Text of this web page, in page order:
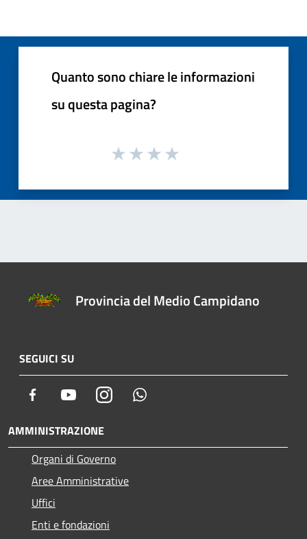
Quanto sono chiare le informazioni
su questa pagina?
Provincia del Medio Campidano
SEGUICI SU
Facebook YoutubeInstagram
AMMINISTRAZIONE
Organi di Governo
Aree Amministrative
Uffici
Enti e fondazioni